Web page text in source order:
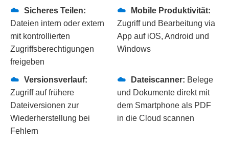
funktioniert der unbegrenzte Speicherplatz genau?
Ab einem Abonnement von 5 oder mehr Nutzern
erhält jeder Nutzer zunächst 5 TB Speicher. Wenn
dieser zu 90 % gefüllt ist, kann der Administrator
über den Microsoft Support weiteren
Speicherplatz bis hin zu einer unbegrenzten
Kapazität anfordern. Was bietet Plan 2 im Bereich
Compliance mehr als Plan 1? Plan 2 enthält
Funktionen wie Data Loss Prevention (DLP), um
den Abfluss sensibler Daten zu verhindern, und die
In-Situ-Aufbewahrung, mit der Dokumente für
Sicheres Teilen:
Dateien intern oder extern
mit kontrollierten
Zugriffsberechtigungen
freigeben
Mobile Produktivität:
Zugriff und Bearbeitung via
App auf iOS, Android und
Windows
Versionsverlauf:
Zugriff auf frühere
Dateiversionen zur
Wiederherstellung bei
Fehlern
Dateiscanner: Belege
und Dokumente direkt mit
dem Smartphone als PDF
in die Cloud scannen